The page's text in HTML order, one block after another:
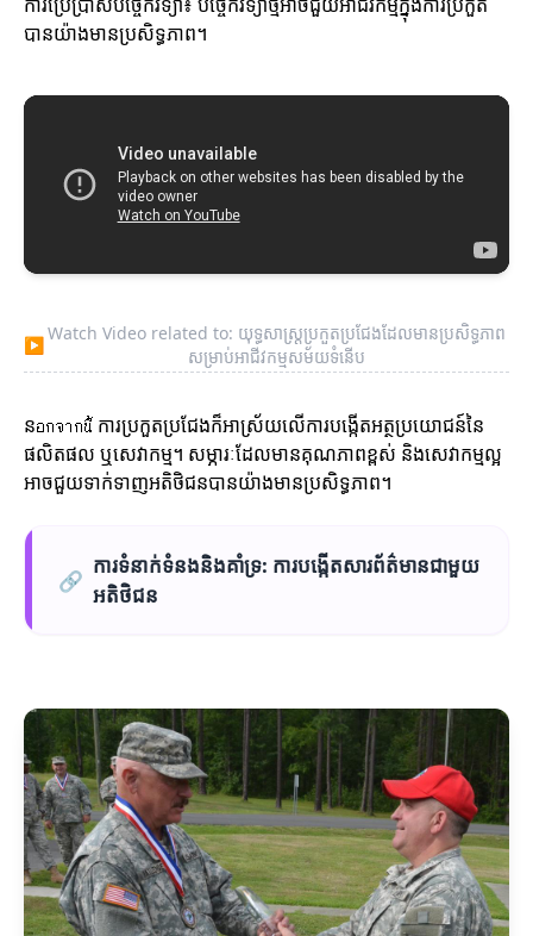
បានយ៉ាងមានប្រសិទ្ធភាព។
▶
Watch Video related to: យុទ្ធសាស្ត្រប្រកួតប្រជែងដែលមានប្រសិទ្ធភាព
សម្រាប់អាជីវកម្មសម័យទំនើប
នอกจากนี้ ការប្រកួតប្រជែងក៏អាស្រ័យលើការបង្កើតអត្ថប្រយោជន៍នៃ
ផលិតផល ឬសេវាកម្ម។ សម្ភារៈដែលមានគុណភាពខ្ពស់ និងសេវាកម្មល្អ
អាចជួយទាក់ទាញអតិថិជនបានយ៉ាងមានប្រសិទ្ធភាព។
🔗
ការទំនាក់ទំនងនិងគាំទ្រ: ការបង្កើតសារព័ត៌មានជាមួយ
អតិថិជន